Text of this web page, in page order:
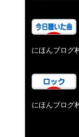
にほんブログ
にほんブログ